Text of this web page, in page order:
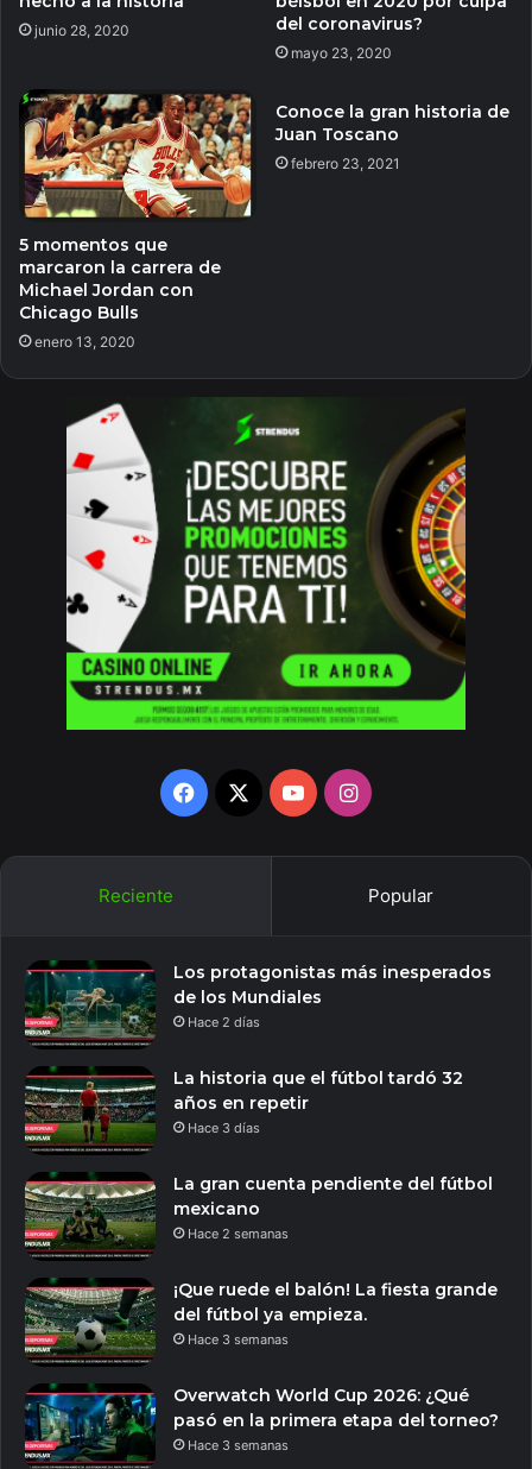
junio 28, 2020
del coronavirus?
mayo 23, 2020
5 momentos que
marcaron la carrera de
Michael Jordan con
Chicago Bulls
enero 13, 2020
Conoce la gran historia de
Juan Toscano
febrero 23, 2021
Facebook
X YouTubeInstagram
Reciente Popular
Los protagonistas más inesperados
de los Mundiales
Hace 2 días
La historia que el fútbol tardó 32
años en repetir
Hace 3 días
La gran cuenta pendiente del fútbol
mexicano
Hace 2 semanas
¡Que ruede el balón! La fiesta grande
del fútbol ya empieza.
Hace 3 semanas
Overwatch World Cup 2026: ¿Qué
pasó en la primera etapa del torneo?
Hace 3 semanas